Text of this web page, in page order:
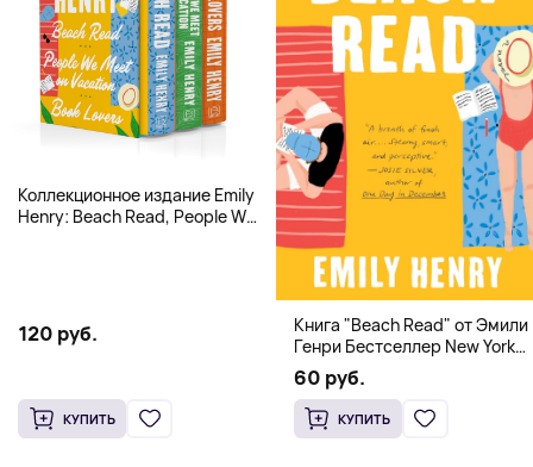
Коллекционное издание Emily
Henry: Beach Read, People We
120 руб.
КУПИТЬ
Книга "Beach Read" от Эмили
Генри Бестселлер New York
Times
60 руб.
КУПИТЬ